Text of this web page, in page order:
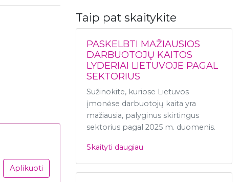
Aplikuoti
Taip pat skaitykite
PASKELBTI MAŽIAUSIOS
DARBUOTOJŲ KAITOS
LYDERIAI LIETUVOJE PAGAL
SEKTORIUS
Sužinokite, kuriose Lietuvos
įmonėse darbuotojų kaita yra
mažiausia, palyginus skirtingus
sektorius pagal 2025 m. duomenis.
Skaityti daugiau